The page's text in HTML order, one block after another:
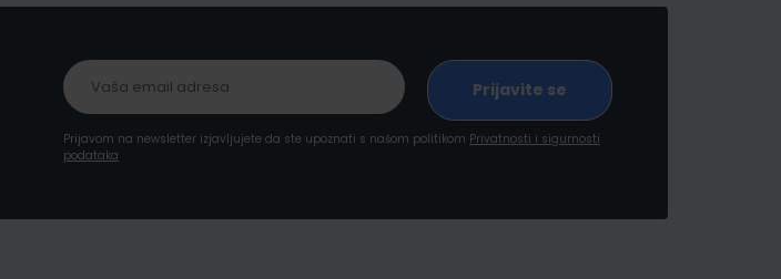
Prijavom na newsletter izjavljujete da ste upoznati s našom politikom Privatnosti i sigurnosti
podataka